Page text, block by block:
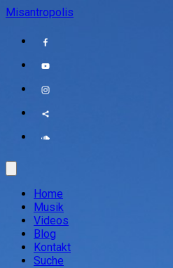
Misantropolis
Home
Musik
Videos
Blog
Kontakt
Suche